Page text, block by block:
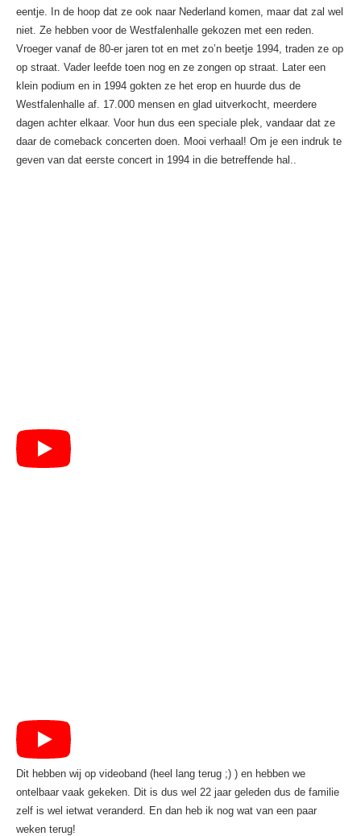
eentje. In de hoop dat ze ook naar Nederland komen, maar dat zal wel
niet. Ze hebben voor de Westfalenhalle gekozen met een reden.
Vroeger vanaf de 80-er jaren tot en met zo’n beetje 1994, traden ze op
op straat. Vader leefde toen nog en ze zongen op straat. Later een
klein podium en in 1994 gokten ze het erop en huurde dus de
Westfalenhalle af. 17.000 mensen en glad uitverkocht, meerdere
dagen achter elkaar. Voor hun dus een speciale plek, vandaar dat ze
daar de comeback concerten doen. Mooi verhaal! Om je een indruk te
geven van dat eerste concert in 1994 in die betreffende hal..
Dit hebben wij op videoband (heel lang terug ;) ) en hebben we
ontelbaar vaak gekeken. Dit is dus wel 22 jaar geleden dus de familie
zelf is wel ietwat veranderd. En dan heb ik nog wat van een paar
weken terug!